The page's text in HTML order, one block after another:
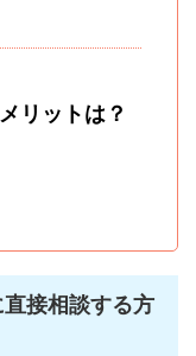
リットは？
直接相談する方